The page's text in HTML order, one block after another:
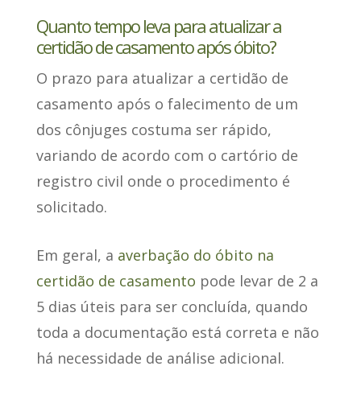
Quanto tempo leva para atualizar a
certidão de casamento após óbito?
O prazo para atualizar a certidão de
casamento após o falecimento de um
dos cônjuges costuma ser rápido,
variando de acordo com o cartório de
registro civil onde o procedimento é
solicitado.
Em geral, a averbação do óbito na
certidão de casamento pode levar de 2 a
5 dias úteis para ser concluída, quando
toda a documentação está correta e não
há necessidade de análise adicional.